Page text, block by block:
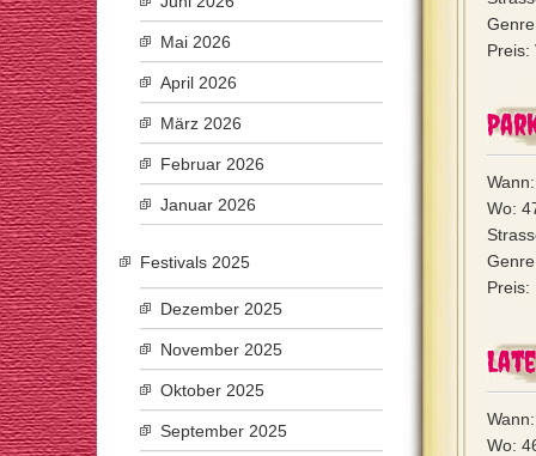
Preis:
Wo:
Preis:
Wo:
Mai 2026
April 2026
März 2026
Februar 2026
Januar 2026
Festivals 2025
Dezember 2025
November 2025
Oktober 2025
September 2025